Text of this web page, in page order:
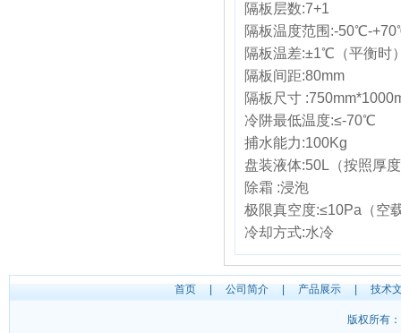
隔板层数:7+1
隔板温度范围:-50℃-
隔板温差:±1℃（平衡时
隔板间距:80mm
隔板尺寸
冷阱最低温度:≤-70℃
捕水能力:100Kg
盘装液体:50L（按照厚
除霜 :浸泡
极限真空度:≤10Pa（空
冷却方式:水冷
首页| 公司简介| 产品展示| 技术
版权所有：